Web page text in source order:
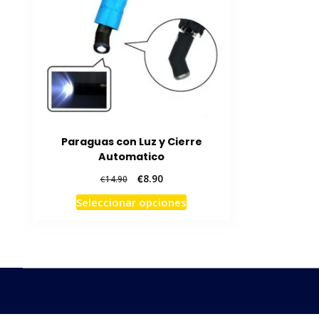
Paraguas con Luz y Cierre
Automatico
€14.90
precio
original
€8.90El
precio
actual
Seleccionar opcionesEste
producto
variantes.